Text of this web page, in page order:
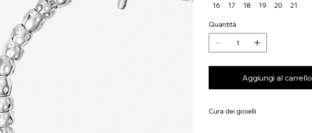
16 17 18 19 20 21
Quantità
Aggiungi al carrello
Cura dei gioielli